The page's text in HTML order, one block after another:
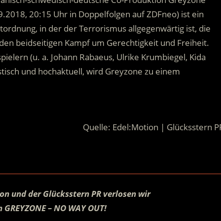
20:15 Uhr in Doppelfolgen auf ZDFneo) ist ein
in der der Terrorismus allgegenwärtig ist, die
beidseitigen Kampf um Gerechtigkeit und Freiheit.
(u. a. Johann Rabaeus, Ulrike Krumbiegel, Kida
und hochaktuell, wird Greyzone zu einem
Quelle: Edel:Motion | Glücksstern
und der Glücksstern PR verlosen wir
– NO WAY OUT!